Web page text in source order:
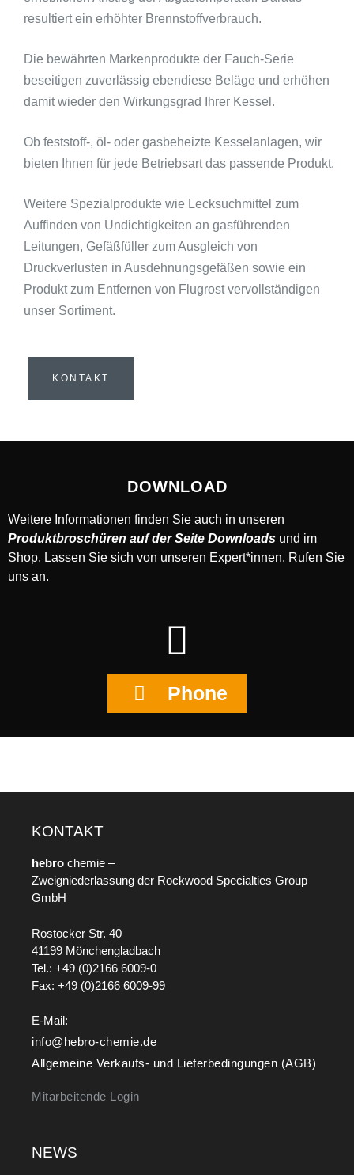
resultiert ein erhöhter Brennstoffverbrauch.
Die bewährten Markenprodukte der Fauch-Serie
beseitigen zuverlässig ebendiese Beläge und erhöhen
damit wieder den Wirkungsgrad Ihrer Kessel.
Ob feststoff-, öl- oder gasbeheizte Kesselanlagen, wir
bieten Ihnen für jede Betriebsart das passende Produkt.
Weitere Spezialprodukte wie Lecksuchmittel zum
Auffinden von Undichtigkeiten an gasführenden
Leitungen, Gefäßfüller zum Ausgleich von
Druckverlusten in Ausdehnungsgefäßen sowie ein
Produkt zum Entfernen von Flugrost vervollständigen
unser Sortiment.
KONTAKT
DOWNLOAD
Weitere Informationen finden Sie auch in unseren
Produktbroschüren auf der Seite Downloads und im
Shop. Lassen Sie sich von unseren Expert*innen. Rufen Sie
uns an.
Phone
KONTAKT
hebro chemie –
Zweigniederlassung der Rockwood Specialties Group
GmbH
Rostocker Str. 40
41199 Mönchengladbach
Tel.: +49 (0)2166 6009-0
Fax: +49 (0)2166 6009-99
E-Mail:
info@hebro-chemie.de
Allgemeine Verkaufs- und Lieferbedingungen (AGB)
Mitarbeitende Login
NEWS